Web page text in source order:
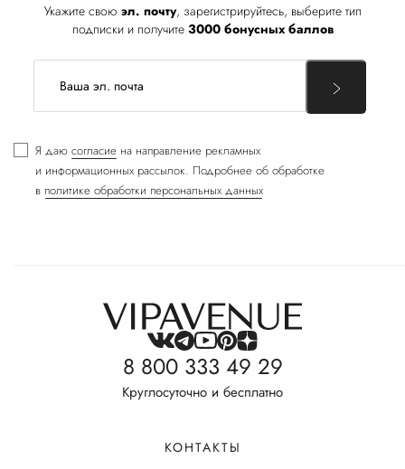
Укажите свою эл. почту, зарегистрируйтесь, выберите тип
подписки и получите 3000 бонусных баллов
Я даю согласие на направление рекламных
и информационных рассылок. Подробнее об обработке
в политике обработки персональных данных
8 800 333 49 29
Круглосуточно и бесплатно
КОНТАКТЫ